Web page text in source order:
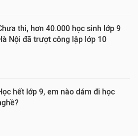
thi, hơn 40.000 học sinh lớp 9
Nội đã trượt công lập lớp 10
hết lớp 9, em nào dám đi học